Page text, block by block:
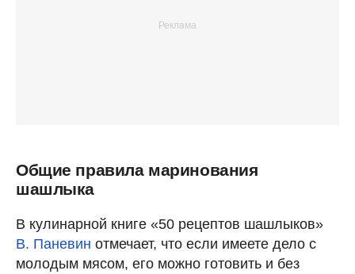
Общие правила маринования
шашлыка
В кулинарной книге «50 рецептов шашлыков»
В. Паневин отмечает, что если имеете дело с
молодым мясом, его можно готовить и без